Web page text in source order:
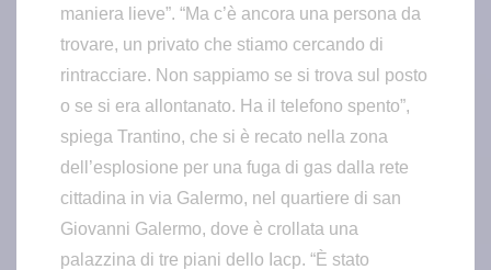
maniera lieve”. “Ma c’è ancora una persona da
trovare, un privato che stiamo cercando di
rintracciare. Non sappiamo se si trova sul posto
o se si era allontanato. Ha il telefono spento”,
spiega Trantino, che si è recato nella zona
dell’esplosione per una fuga di gas dalla rete
cittadina in via Galermo, nel quartiere di san
Giovanni Galermo, dove è crollata una
palazzina di tre piani dello Iacp. “È stato